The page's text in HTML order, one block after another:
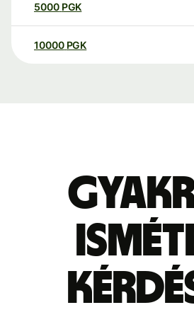
5000 PGK
10000 PGK